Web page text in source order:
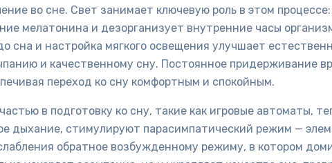
во сне. Свет занимает ключевую роль в этом
мелатонина и дезорганизует внутренние часы
сна и настройка мягкого освещения улучшает
и качественному сну. Постоянное придерживание
переход ко сну комфортным и спокойным.
в подготовку ко сну, такие как игровые автоматы,
дыхание, стимулируют парасимпатический режим —
обратное возбужденному режиму, в котором